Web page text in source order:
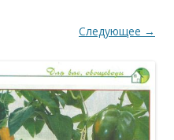
Следующее →